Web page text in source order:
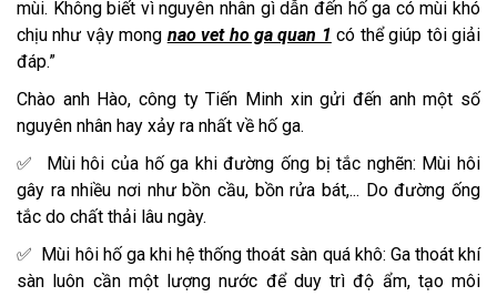
mùi. Không biết vì nguyên nhân gì dẫn đến hố ga có mùi khó
chịu như vậy mong nao vet ho ga quan 1 có thể giúp tôi giải
đáp.”
Chào anh Hào, công ty Tiến Minh xin gửi đến anh một số
nguyên nhân hay xảy ra nhất về hố ga.
✅ Mùi hôi của hố ga khi đường ống bị tắc nghẽn: Mùi hôi
gây ra nhiều nơi như bồn cầu, bồn rửa bát,... Do đường ống
tắc do chất thải lâu ngày.
✅ Mùi hôi hố ga khi hệ thống thoát sàn quá khô: Ga thoát khí
sàn luôn cần một lượng nước để duy trì độ ẩm, tạo môi